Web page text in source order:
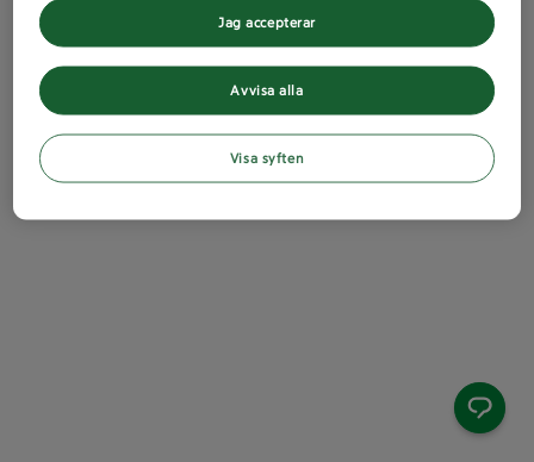
Avvisa alla
Jag accepterar
Visa syften